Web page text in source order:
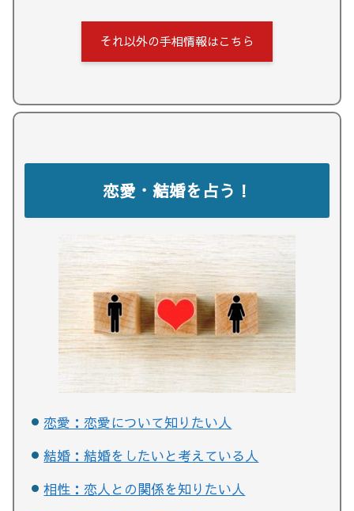
それ以外の手相情報はこちら
恋愛・結婚を占う！
恋愛：恋愛について知りたい人
結婚：結婚をしたいと考えている人
相性：恋人との関係を知りたい人